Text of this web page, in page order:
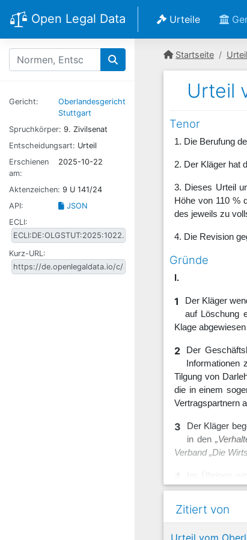
Open Legal Data Urteile
Gericht:
Oberlandesgericht
Stuttgart
Spruchkörper: 9. Zivilsenat
Entscheidungsart: Urteil
Erschienen
am:
2025-10-22
Aktenzeichen: 9 U 141/24
API:
JSON
ECLI:
Kurz-URL:
Startseite
Urteil
Tenor
1. Die Berufung
2. Der Kläger hat
3. Dieses Urteil
Höhe von 110 %
des jeweils zu
4. Die Revision
Gründe
I.
1 Der Kläger
auf Löschung
Klage
2
Der
Tilgung von
die in einem
Vertragspartnern
3
Der Kläger
in den
Verband „Die
Im Übrigen
31.07.2024
5
Zu ergänzen
zum
Zitiert von
Urteil vom